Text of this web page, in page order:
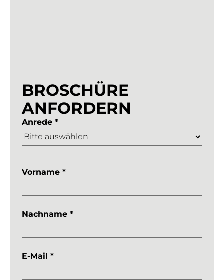
BROSCHÜRE
ANFORDERN
Anrede *
Vorname *
Nachname *
E-Mail *